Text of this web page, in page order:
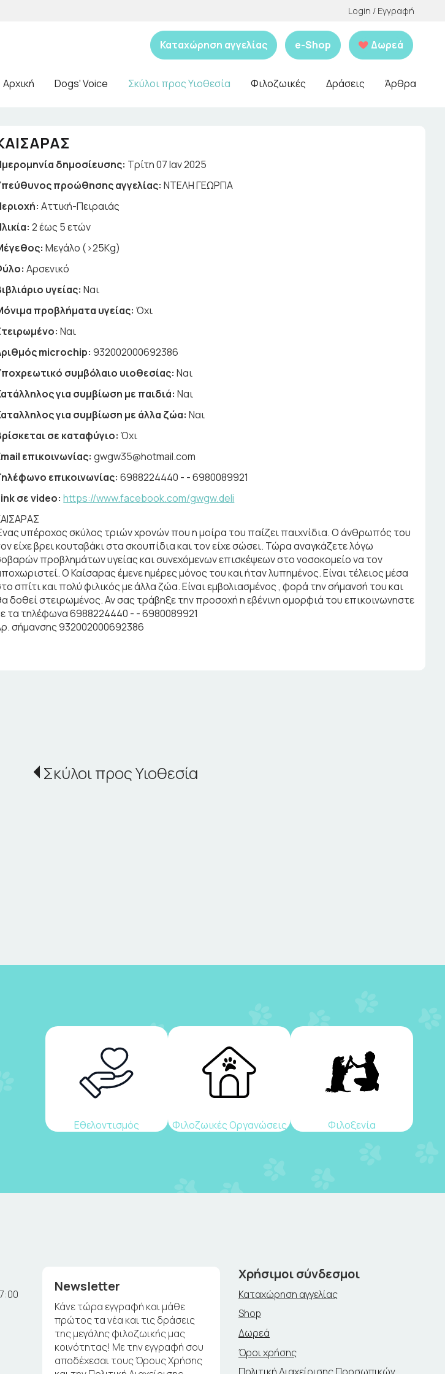
Login / Εγγραφή
Καταχώρηση αγγελίας e-Shop Δωρεά
Αρχική Dogs' Voice Σκύλοι προς Υιοθεσία Φιλοζωικές Δράσεις Άρθρα
δημοσίευσης: Τρίτη 07 Ιαν 2025
προώθησης αγγελίας:ΝΤΕΛΗ ΓΕΩΡΓΙΑ
Αττική-Πειραιάς
2 έως 5 ετών
Μεγάλο (>25Kg)
Αρσενικό
υγείας: Ναι
προβλήματα υγείας: Όχι
Ναι
microchip: 932002000692386
συμβόλαιο υιοθεσίας: Ναι
για συμβίωση με παιδιά: Ναι
για συμβίωση με άλλα ζώα: Ναι
σε καταφύγιο: Όχι
επικοινωνίας: gwgw35@hotmail.com
επικοινωνίας: 6988224440 - - 6980089921
σε video: https://www.facebook.com/gwgw.deli
υπέροχος σκύλος τριών χρονών που η μοίρα του παίζει παιχνίδια. Ο άνθρωπός του
είχε βρει κουταβάκι στα σκουπίδια και τον είχε σώσει. Τώρα αναγκάζετε λόγω
προβλημάτων υγείας και συνεχόμενων επισκέψεων στο νοσοκομείο να τον
Ο Καίσαρας έμενε ημέρες μόνος του και ήταν λυπημένος. Είναι τέλειος μέσα
σπίτι και πολύ φιλικός με άλλα ζώα. Είναι εμβολιασμένος , φορά την σήμανσή του και
δοθεί στειρωμένος. Αν σας τράβηξε την προσοχή η εβένινη ομορφιά του επικοινωνηστε
τα τηλέφωνα 6988224440 - - 6980089921
σήμανσης 932002000692386
Σκύλοι προς Υιοθεσία
Εθελοντισμός Φιλοζωικές Οργανώσεις Φιλοξενία
Newsletter
Κάνε τώρα εγγραφή και μάθε
πρώτος τα νέα και τις δράσεις
της μεγάλης φιλοζωικής μας
κοινότητας! Με την εγγραφή σου
αποδέχεσαι τους Όρους Χρήσης
Χρήσιμοι σύνδεσμοι
Καταχώρηση αγγελίας
Shop
Δωρεά
Όροι χρήσης